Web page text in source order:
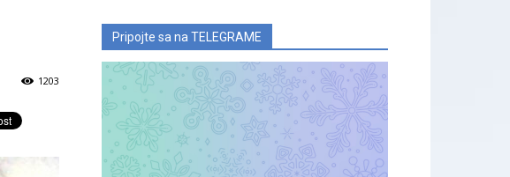
1203
Pripojte sa na TELEGRAME